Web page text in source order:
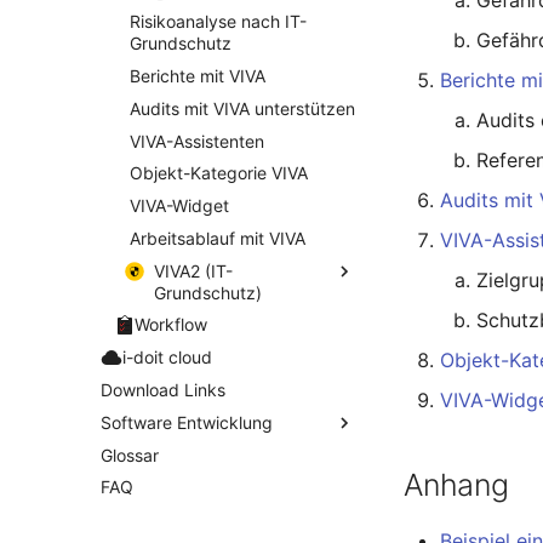
Changelog 0.9.x
Changelog 0.8.x
Datensicherung
Datensicherung
Faser/Ader
FC-Port
Formfaktor
Freigabe
Freigabenzugriff
Gastsysteme
Gerät
Land
Layer-2-Netz
Layer-3-Netz
Leerrohr
Leitungsnetz
Lizenzen
Middleware
Mobiltelefon
Monitor
Netzbereich
Netzersatzanlage
Notfallplan
Objektgruppe
Organisation
Patchfeld
Version 23
Version 22
Risikoanalyse nach IT-
Grundschutz
Berichte mit VIVA
Audits mit VIVA unterstützen
VIVA-Assistenten
Objekt-Kategorie VIVA
VIVA-Widget
Arbeitsablauf mit VIVA
VIVA2 (IT-
Grundschutz)
Installation und Einrichtung
IT-Grundschutz-Profile
Objekttypen und Kategorien
Strukturanalyse
Schutzbedarfsfeststellung
Modellierung des
Workflow
i-doit cloud
Download Links
Software Entwicklung
Datenbank-Modell
Kategorie-Tabellen 1.10
Add-ons entwickeln
Glossar
FAQ
Berichte
Audits
Audits mit
VIVA-
Objekt-
VIVA-
Anhang